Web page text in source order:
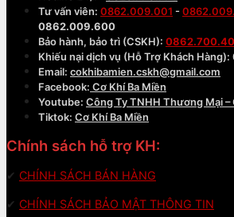
Tư vấn viên: 0862.009.001 -
0862.009.600
Bảo hành, bảo trì (CSKH):
Khiếu nại dịch vụ (Hỗ Trợ Khách Hàng):
Email: cokhibamien.cskh@gmail.com
Facebook: Cơ Khí Ba Miền
Youtube: Công Ty TNHH Thương Mại –
Tiktok: Cơ Khí Ba Miền
Chính sách hỗ trợ KH:
✔ CHÍNH SÁCH BÁN HÀNG
✔ CHÍNH SÁCH BẢO MẬT THÔNG TIN